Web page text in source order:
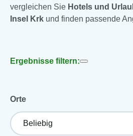
vergleichen Sie Hotels und
Insel Krk und finden passende
Ergebnisse filtern:
Orte